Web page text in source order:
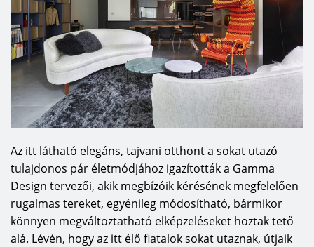
Az itt látható elegáns, tajvani otthont a sokat utazó
tulajdonos pár életmódjához igazították a Gamma
Design tervezői, akik megbízóik kérésének megfelelően
rugalmas tereket, egyénileg módosítható, bármikor
könnyen megváltoztatható elképzeléseket hoztak tető
alá. Lévén, hogy az itt élő fiatalok sokat utaznak, útjaik